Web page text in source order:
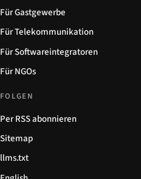
Für Gastgewerbe
Für Telekommunikation
Für Softwareintegratoren
Für NGOs
FOLGEN
Per RSS abonnieren
Sitemap
llms.txt